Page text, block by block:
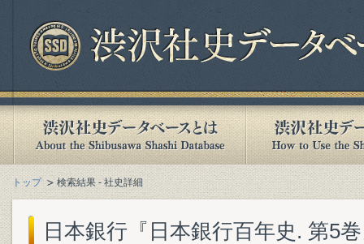
トップ 検索結果 - 社史詳細
日本銀行『日本銀行百年史. 第5